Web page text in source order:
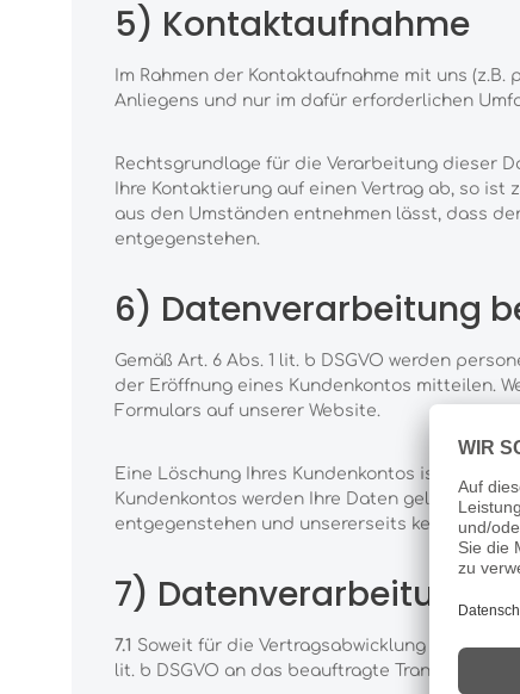
5) Kontaktaufnahme
Im Rahmen der Kontaktaufnahme mit uns
Anliegens und nur im dafür erforderlichen
Rechtsgrundlage für die Verarbeitung dieser
Ihre Kontaktierung auf einen Vertrag ab, so ist
aus den Umständen entnehmen lässt, dass
entgegenstehen.
6) Datenverarbeitung
Gemäß Art. 6 Abs. 1 lit. b DSGVO werden
der Eröffnung eines Kundenkontos mitteilen.
Formulars auf unserer Website.
Eine Löschung Ihres Kundenkontos ist
Kundenkontos werden Ihre Daten gelöscht,
entgegenstehen und unsererseits kein
7) Datenverarbeitung
7.1 Soweit für die Vertragsabwicklung zu
lit. b DSGVO an das beauftragte